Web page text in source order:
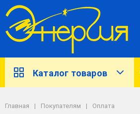
Каталог товаров
Главная Покупателям Оплата